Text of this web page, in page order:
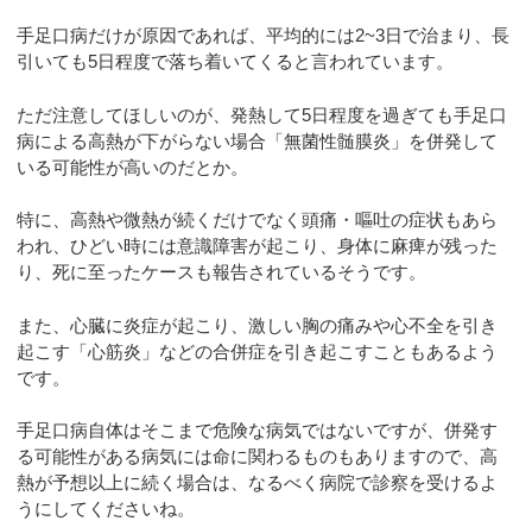
手足口病だけが原因であれば、平均的には2~3日で治まり、長
引いても5日程度で落ち着いてくると言われています。
ただ注意してほしいのが、発熱して5日程度を過ぎても手足口
病による高熱が下がらない場合「無菌性髄膜炎」を併発して
いる可能性が高いのだとか。
特に、高熱や微熱が続くだけでなく頭痛・嘔吐の症状もあら
われ、ひどい時には意識障害が起こり、身体に麻痺が残った
り、死に至ったケースも報告されているそうです。
また、心臓に炎症が起こり、激しい胸の痛みや心不全を引き
起こす「心筋炎」などの合併症を引き起こすこともあるよう
です。
手足口病自体はそこまで危険な病気ではないですが、併発す
る可能性がある病気には命に関わるものもありますので、高
熱が予想以上に続く場合は、なるべく病院で診察を受けるよ
うにしてくださいね。